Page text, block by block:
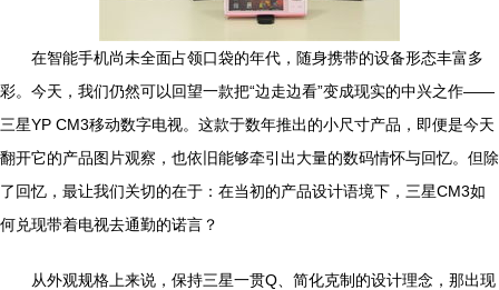
在智能手机尚未全面占领口袋的年代，随身携带的设备形态丰富多
彩。今天，我们仍然可以回望一款把“边走边看”变成现实的中兴之作——
三星YP CM3移动数字电视。这款于数年推出的小尺寸产品，即便是今天
翻开它的产品图片观察，也依旧能够牵引出大量的数码情怀与回忆。但除
了回忆，最让我们关切的在于：在当初的产品设计语境下，三星CM3如
何兑现带着电视去通勤的诺言？
从外观规格上来说，保持三星一贯Q、简化克制的设计理念，那出现